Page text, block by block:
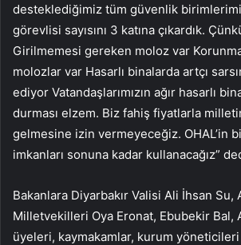
desteklediğimiz tüm güvenlik
görevlisi sayısını 3 katına çıkardık.
Girilmemesi gereken moloz var
molozlar var Hasarlı binalarda artçı
ediyor Vatandaşlarımızın ağır hasarlı
durması elzem. Biz fahiş fiyatlarla
gelmesine izin vermeyeceğiz. OHAL’in
imkanları sonuna kadar kullanacağız”
Bakanlara Diyarbakır Valisi Ali İhsan Su,
Milletvekilleri Oya Eronat, Ebubekir Bal,
üyeleri, kaymakamlar, kurum